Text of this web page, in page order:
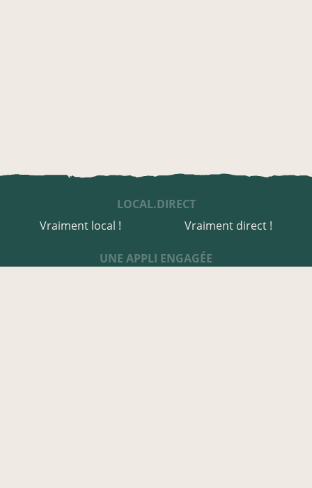
LOCAL.DIRECT
Vraiment local !
Vraiment direct !
UNE APPLI ENGAGÉE